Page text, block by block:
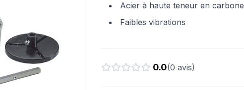
Acier à haute teneur en carbone
Faibles vibrations
0.0(0 avis)